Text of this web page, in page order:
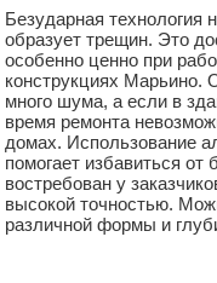
Безударная технология
образует трещин. Это
особенно ценно при
конструкциях Марьино.
много шума, а если в
время ремонта
домах. Использование
помогает избавиться
востребован у
высокой точностью.
различной формы и